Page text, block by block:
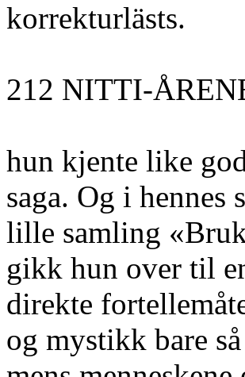
korrekturlästs.
212 NITTI-
hun kjente like
saga. Og i hennes
lille samling
gikk hun over til
direkte
og mystikk bare